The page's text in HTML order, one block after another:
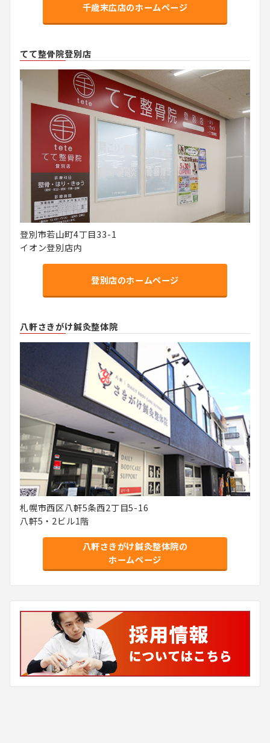
千歳末広店のホームページ
てて整骨院登別店
登別市若山町4丁目33-1
イオン登別店内
登別店のホームページ
八軒さきがけ鍼灸整体院
札幌市西区八軒5条西2丁目5-16
八軒5・2ビル1階
八軒さきがけ鍼灸整体院の
ホームページ